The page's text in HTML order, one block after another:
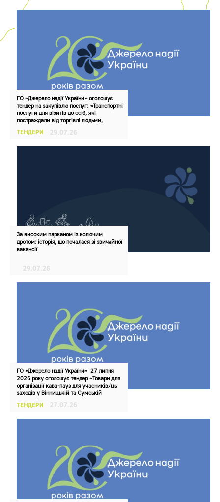
ГО «Джерело надії України» оголошує
тендер на закупівлю послуг: «Транспортні
послуги для візитів до осіб, які
постраждали від торгівлі людьми,
проведенню превентивних заходів і
ТЕНДЕРИ 29.07.26
За високим парканом із колючим
дротом: історія, що почалася зі звичайної
вакансії
29.07.26
ГО «Джерело надії України» 27 липня
2026 року оголошує тендер «Товари для
організації кава-пауз для учасників/ць
заходів у Вінницькій та Сумській
PI262766 «Міжрегіональний
ТЕНДЕРИ 27.07.26